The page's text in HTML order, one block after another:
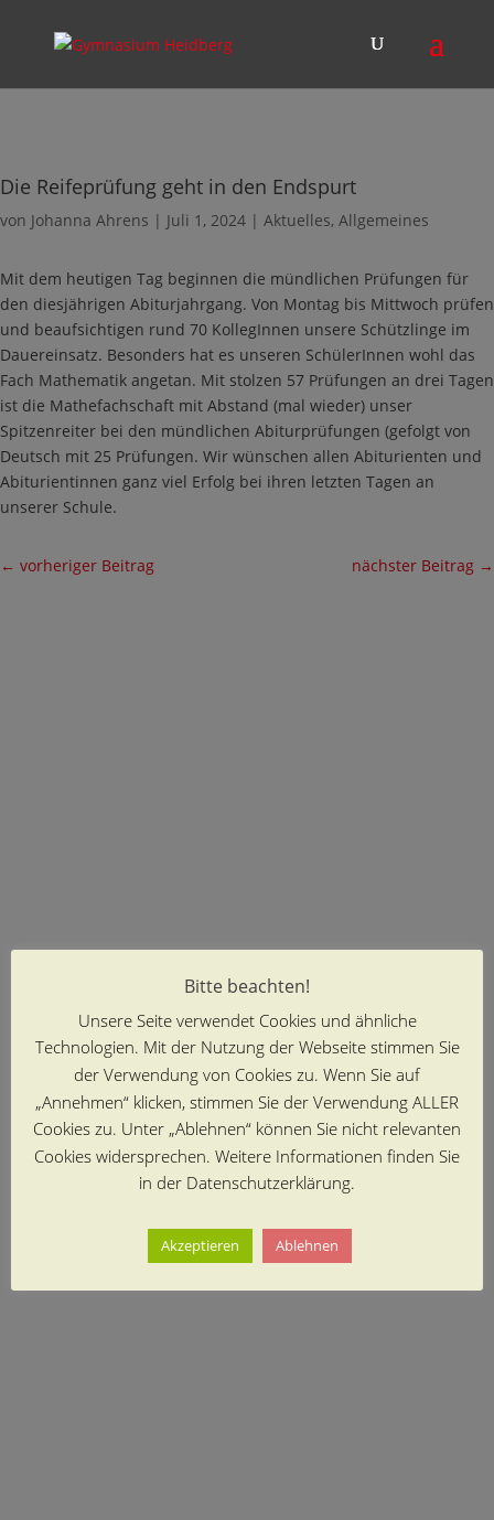
Die Reifeprüfung geht in den Endspurt
von Johanna Ahrens | Juli 1, 2024 | Aktuelles, Allgemeines
Mit dem heutigen Tag beginnen die mündlichen Prüfungen für
den diesjährigen Abiturjahrgang. Von Montag bis Mittwoch prüfen
und beaufsichtigen rund 70 KollegInnen unsere Schützlinge im
Dauereinsatz. Besonders hat es unseren SchülerInnen wohl das
Fach Mathematik angetan. Mit stolzen 57 Prüfungen an drei Tagen
ist die Mathefachschaft mit Abstand (mal wieder) unser
Spitzenreiter bei den mündlichen Abiturprüfungen (gefolgt von
Deutsch mit 25 Prüfungen. Wir wünschen allen Abiturienten und
Abiturientinnen ganz viel Erfolg bei ihren letzten Tagen an
unserer Schule.
← vorheriger Beitrag nächster Beitrag →
Bitte beachten!
Unsere Seite verwendet Cookies und ähnliche
Technologien. Mit der Nutzung der Webseite stimmen Sie
der Verwendung von Cookies zu. Wenn Sie auf
„Annehmen“ klicken, stimmen Sie der Verwendung ALLER
Cookies zu. Unter „Ablehnen“ können Sie nicht relevanten
Cookies widersprechen. Weitere Informationen finden Sie
in der Datenschutzerklärung.
Akzeptieren Ablehnen